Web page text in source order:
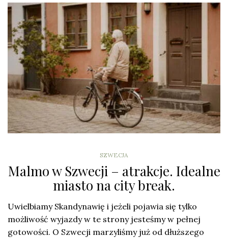
SZWECJA
Malmo w Szwecji – atrakcje. Idealne
miasto na city break.
Uwielbiamy Skandynawię i jeżeli pojawia się tylko
możliwość wyjazdy w te strony jesteśmy w pełnej
gotowości. O Szwecji marzyliśmy już od dłuższego